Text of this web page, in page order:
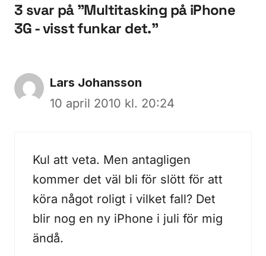
3 svar på ”Multitasking på iPhone
3G - visst funkar det.”
Lars Johansson
10 april 2010 kl. 20:24
Kul att veta. Men antagligen
kommer det väl bli för slött för att
köra något roligt i vilket fall? Det
blir nog en ny iPhone i juli för mig
ändå.